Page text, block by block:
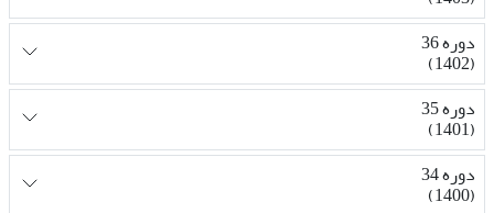
دوره 36
(1402)
دوره 35
(1401)
دوره 34
(1400)